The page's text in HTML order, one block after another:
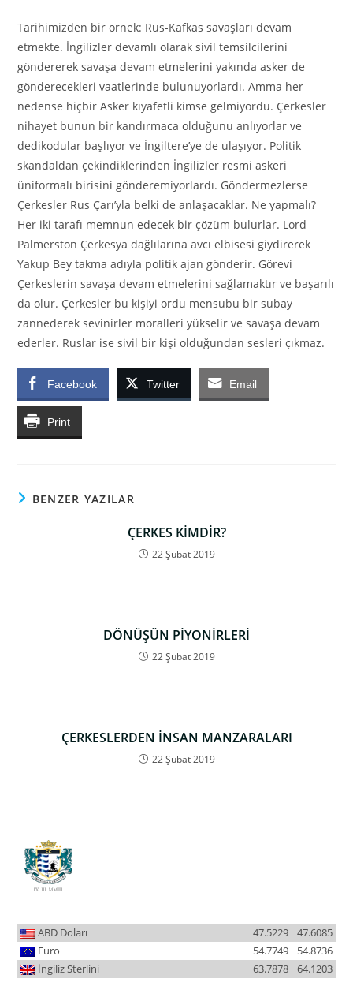
Tarihimizden bir örnek: Rus-Kafkas savaşları devam
etmekte. İngilizler devamlı olarak sivil temsilcilerini
göndererek savaşa devam etmelerini yakında asker de
gönderecekleri vaatlerinde bulunuyorlardı. Amma her
nedense hiçbir Asker kıyafetli kimse gelmiyordu. Çerkesler
nihayet bunun bir kandırmaca olduğunu anlıyorlar ve
dedikodular başlıyor ve İngiltere’ye de ulaşıyor. Politik
skandaldan çekindiklerinden İngilizler resmi askeri
üniformalı birisini gönderemiyorlardı. Göndermezlerse
Çerkesler Rus Çarı’yla belki de anlaşacaklar. Ne yapmalı?
Her iki tarafı memnun edecek bir çözüm bulurlar. Lord
Palmerston Çerkesya dağlılarına avcı elbisesi giydirerek
Yakup Bey takma adıyla politik ajan gönderir. Görevi
Çerkeslerin savaşa devam etmelerini sağlamaktır ve başarılı
da olur. Çerkesler bu kişiyi ordu mensubu bir subay
zannederek sevinirler moralleri yükselir ve savaşa devam
ederler. Ruslar ise sivil bir kişi olduğundan sesleri çıkmaz.
Facebook Twitter Email
Print
BENZER YAZILAR
ÇERKES KİMDİR?
22 Şubat 2019
DÖNÜŞÜN PİYONİRLERİ
22 Şubat 2019
ÇERKESLERDEN İNSAN MANZARALARI
22 Şubat 2019
ABD Doları 47.6085
47.5229
Euro
54.8736
54.7749
İngiliz Sterlini
64.1203
63.7878